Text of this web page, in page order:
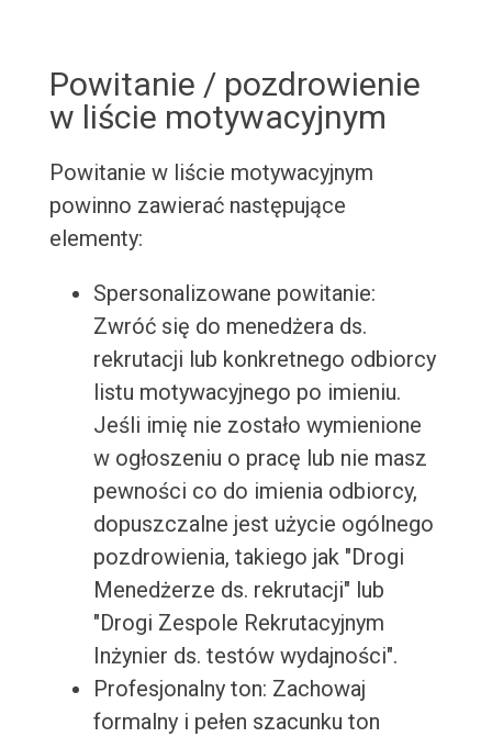
Powitanie / pozdrowienie
w liście motywacyjnym
Powitanie w liście motywacyjnym
powinno zawierać następujące
elementy:
Spersonalizowane powitanie:
Zwróć się do menedżera ds.
rekrutacji lub konkretnego odbiorcy
listu motywacyjnego po imieniu.
Jeśli imię nie zostało wymienione
w ogłoszeniu o pracę lub nie masz
pewności co do imienia odbiorcy,
dopuszczalne jest użycie ogólnego
pozdrowienia, takiego jak "Drogi
Menedżerze ds. rekrutacji" lub
"Drogi Zespole Rekrutacyjnym
Inżynier ds. testów wydajności".
Profesjonalny ton: Zachowaj
formalny i pełen szacunku ton